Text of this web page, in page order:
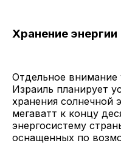
Хранение энергии
Отдельное внимание
Израиль планирует
хранения солнечной
мегаватт к концу
энергосистему
оснащенных по